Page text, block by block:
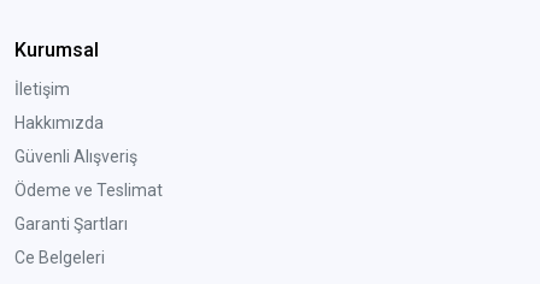
Kurumsal
İletişim
Hakkımızda
Güvenli Alışveriş
Ödeme ve Teslimat
Garanti Şartları
Ce Belgeleri